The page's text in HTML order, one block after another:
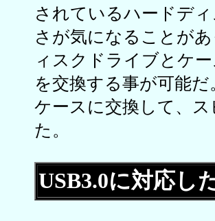
されているハードデ
さが気になることが
ィスクドライブとケ
を交換する事が可能
ケースに交換して、
た。
USB3.0に対応し